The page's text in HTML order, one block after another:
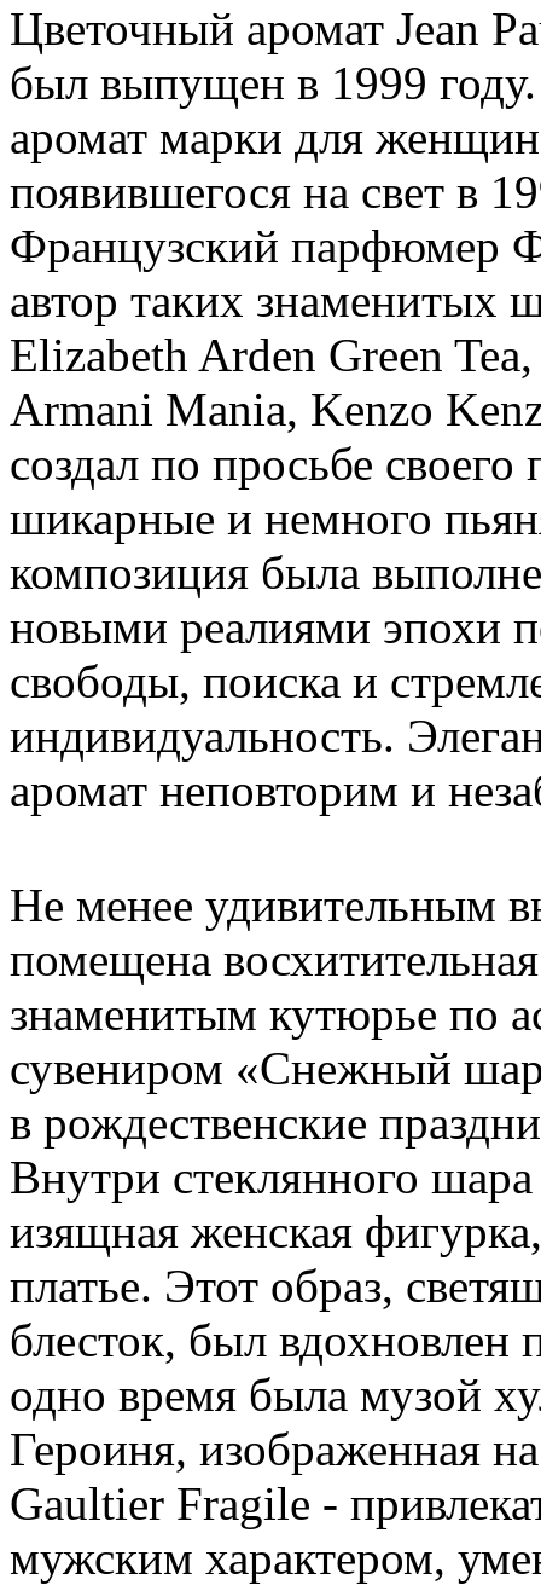
Цветочный аромат Jean
был выпущен в 1999
аромат марки для
появившегося на свет в
Французский парфюмер
автор таких знаменитых
Elizabeth Arden Green
Armani Mania, Kenzo
создал по просьбе своего
шикарные и немного
композиция была
новыми реалиями эпохи
свободы, поиска и
индивидуальность.
аромат неповторим и
Не менее удивительным
помещена
знаменитым кутюрье по
сувениром «Снежный
в рождественские
Внутри стеклянного
изящная женская
платье. Этот образ,
блесток, был
одно время была музой
Героиня, изображенная
Gaultier Fragile -
мужским характером,